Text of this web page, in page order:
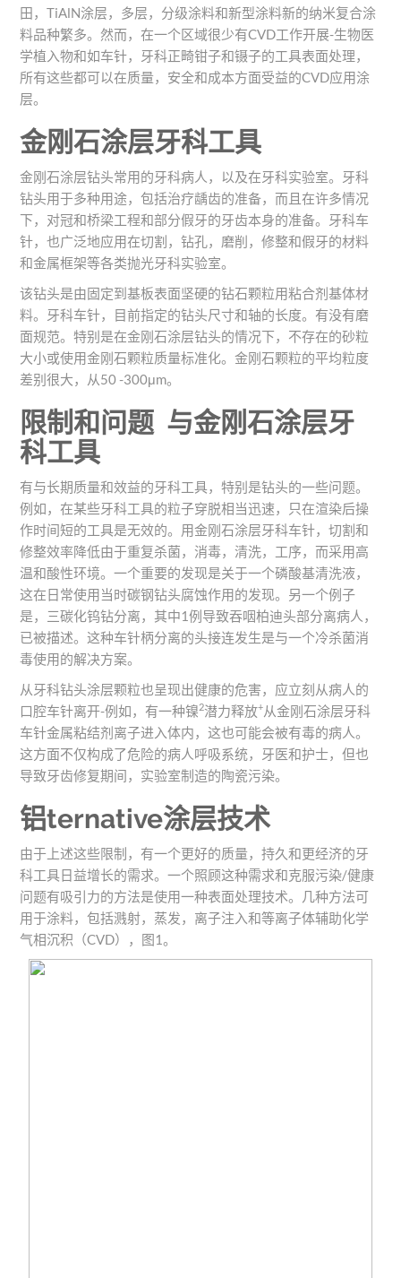
田，TiAlN涂层，多层，分级涂料和新型涂料新的纳米复合涂
料品种繁多。然而，在一个区域很少有CVD工作开展-生物医
学植入物和如车针，牙科正畸钳子和镊子的工具表面处理，
所有这些都可以在质量，安全和成本方面受益的CVD应用涂
层。
金刚石涂层牙科工具
金刚石涂层钻头常用的牙科病人，以及在牙科实验室。牙科
钻头用于多种用途，包括治疗龋齿的准备，而且在许多情况
下，对冠和桥梁工程和部分假牙的牙齿本身的准备。牙科车
针，也广泛地应用在切割，钻孔，磨削，修整和假牙的材料
和金属框架等各类抛光牙科实验室。
该钻头是由固定到基板表面坚硬的钻石颗粒用粘合剂基体材
料。牙科车针，目前指定的钻头尺寸和轴的长度。有没有磨
面规范。特别是在金刚石涂层钻头的情况下，不存在的砂粒
大小或使用金刚石颗粒质量标准化。金刚石颗粒的平均粒度
差别很大，从50 -300μm。
限制和问题 与金刚石涂层牙
科工具
有与长期质量和效益的牙科工具，特别是钻头的一些问题。
例如，在某些牙科工具的粒子穿脱相当迅速，只在渲染后操
作时间短的工具是无效的。用金刚石涂层牙科车针，切割和
修整效率降低由于重复杀菌，消毒，清洗，工序，而采用高
温和酸性环境。一个重要的发现是关于一个磷酸基清洗液，
这在日常使用当时碳钢钻头腐蚀作用的发现。另一个例子
是，三碳化钨钻分离，其中1例导致吞咽柏迪头部分离病人，
已被描述。这种车针柄分离的头接连发生是与一个冷杀菌消
毒使用的解决方案。
从牙科钻头涂层颗粒也呈现出健康的危害，应立刻从病人的
口腔车针离开-例如，有一种镍2潜力释放+从金刚石涂层牙科
车针金属粘结剂离子进入体内，这也可能会被有毒的病人。
这方面不仅构成了危险的病人呼吸系统，牙医和护士，但也
导致牙齿修复期间，实验室制造的陶瓷污染。
铝ternative涂层技术
由于上述这些限制，有一个更好的质量，持久和更经济的牙
科工具日益增长的需求。一个照顾这种需求和克服污染/健康
问题有吸引力的方法是使用一种表面处理技术。几种方法可
用于涂料，包括溅射，蒸发，离子注入和等离子体辅助化学
气相沉积（CVD），图1。